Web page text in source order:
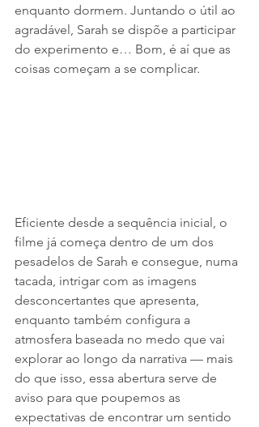
enquanto dormem. Juntando o útil ao
agradável, Sarah se dispõe a participar
do experimento e… Bom, é aí que as
coisas começam a se complicar.
Eficiente desde a sequência inicial, o
filme já começa dentro de um dos
pesadelos de Sarah e consegue, numa
tacada, intrigar com as imagens
desconcertantes que apresenta,
enquanto também configura a
atmosfera baseada no medo que vai
explorar ao longo da narrativa — mais
do que isso, essa abertura serve de
aviso para que poupemos as
expectativas de encontrar um sentido